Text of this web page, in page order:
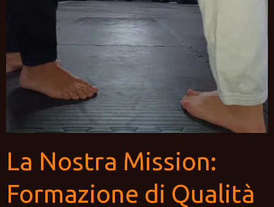
La Nostra Mission:
Formazione di Qualità